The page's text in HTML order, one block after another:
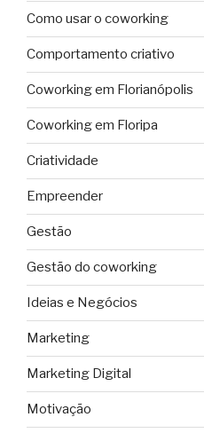
Como usar o coworking
Comportamento criativo
Coworking em Florianópolis
Coworking em Floripa
Criatividade
Empreender
Gestão
Gestão do coworking
Ideias e Negócios
Marketing
Marketing Digital
Motivação